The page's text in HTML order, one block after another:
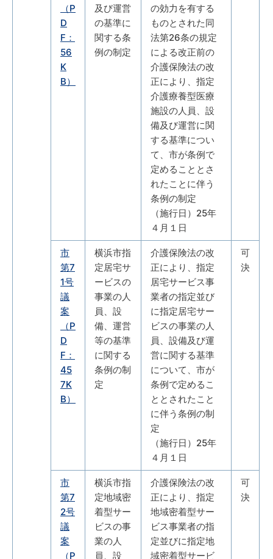
（P
D
F：
56
K
B）
及び運営
の基準に
関する条
例の制定
の効力を有する
ものとされた同
法第26条の規定
による改正前の
介護保険法の改
正により、指定
介護療養型医療
施設の人員、設
備及び運営に関
する基準につい
て、市が条例で
定めることとさ
れたことに伴う
条例の制定
（施行日）25年
４月１日
市
第7
1号
議
案
（P
D
F：
45
7K
B）
横浜市指
定居宅サ
ービスの
事業の人
員、設
備、運営
等の基準
に関する
条例の制
定
介護保険法の改
正により、指定
居宅サービス事
業者の指定並び
に指定居宅サー
ビスの事業の人
員、設備及び運
営に関する基準
について、市が
条例で定めるこ
ととされたこと
に伴う条例の制
定
（施行日）25年
４月１日
可
決
市
第7
2号
議
案
（P
横浜市指
定地域密
着型サー
ビスの事
業の人
員、設
介護保険法の改
正により、指定
地域密着型サー
ビス事業者の指
定並びに指定地
域密着型サービ
可
決